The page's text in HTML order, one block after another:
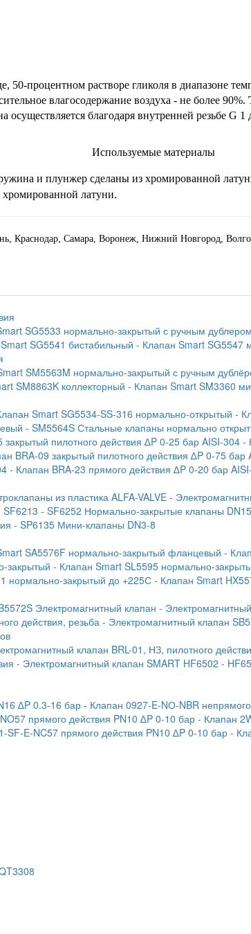
50-процентном растворе гликоля в диапазоне
влагосодержание воздуха - не более 90%.
благодаря внутренней резьбе G
Используемые материалы
и плунжер сделаны из хромированной
латуни.
Краснодар, Самара, Воронеж, Нижний Новгород,
SG5533 нормально-закрытый с ручным дублером
SG5541 бистабильный - Клапан Smart SG5547
SM5563M нормально-закрытый с ручным
SM8863K коллекторный - Клапан Smart SM3360
Smart SG5534-SS-316 нормально-открытый -
- SM5564S Стальные клапаны нормально
закрытый пилотного действия ∆P 0-25 бар AISI-304 -
BRA-09 закрытый пилотного действия ∆P 0-75 бар
- Клапан BRA-23 прямого действия ∆P 0-20 бар
из пластика ALFA-VALVE -
SF6213 - SF6252 Нормально-закрытые клапаны
- SP6135 Мини-клапаны DN3-8
SA5576F нормально-закрытый фланцевый -
закрытый - Клапан Smart SL5595 нормально-
нормально-закрытый до +225С- Клапан Smart
Электромагнитный клапан -
действия, резьба - Электромагнитный клапан
клапан BRL-01, НЗ, пилотного
- Электромагнитный клапан SMART HF6502 -
∆P 0.3-16 бар - Клапан 0927-E-NО-NBR
прямого действия PN10 ∆P 0-10 бар - Клапан
SF-E-NC57 прямого действия PN10 ∆P 0-10 бар -